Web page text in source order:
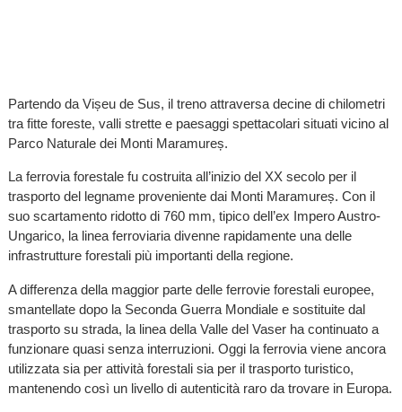
Partendo da Vișeu de Sus, il treno attraversa decine di chilometri
tra fitte foreste, valli strette e paesaggi spettacolari situati vicino al
Parco Naturale dei Monti Maramureș.
La ferrovia forestale fu costruita all’inizio del XX secolo per il
trasporto del legname proveniente dai Monti Maramureș. Con il
suo scartamento ridotto di 760 mm, tipico dell’ex Impero Austro-
Ungarico, la linea ferroviaria divenne rapidamente una delle
infrastrutture forestali più importanti della regione.
A differenza della maggior parte delle ferrovie forestali europee,
smantellate dopo la Seconda Guerra Mondiale e sostituite dal
trasporto su strada, la linea della Valle del Vaser ha continuato a
funzionare quasi senza interruzioni. Oggi la ferrovia viene ancora
utilizzata sia per attività forestali sia per il trasporto turistico,
mantenendo così un livello di autenticità raro da trovare in Europa.